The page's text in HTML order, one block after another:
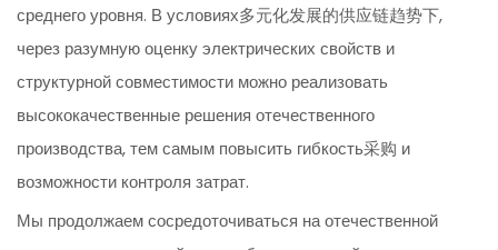
среднего уровня. В условиях多元化发展的供应链趋势下,
через разумную оценку электрических свойств и
структурной совместимости можно реализовать
высококачественные решения отечественного
производства, тем самым повысить гибкость采购 и
возможности контроля затрат.
Мы продолжаем сосредоточиваться на отечественной